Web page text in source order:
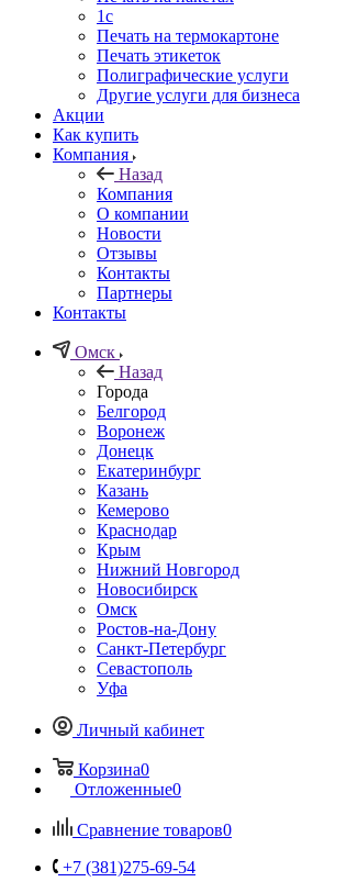
1c
Печать на термокартоне
Печать этикеток
Полиграфические услуги
Другие услуги для бизнеса
Акции
Как купить
Компания
Назад
Компания
О компании
Новости
Отзывы
Контакты
Партнеры
Контакты
Омск
Назад
Города
Белгород
Воронеж
Донецк
Екатеринбург
Казань
Кемерово
Краснодар
Крым
Нижний Новгород
Новосибирск
Омск
Ростов-на-Дону
Санкт-Петербург
Севастополь
Уфа
Личный кабинет
Корзина0
Отложенные0
Сравнение товаров0
+7 (381)275-69-54